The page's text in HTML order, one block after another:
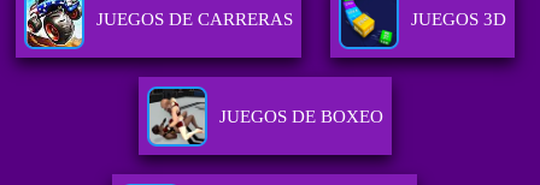
JUEGOS DE CARRERAS JUEGOS 3D
JUEGOS DE BOXEO